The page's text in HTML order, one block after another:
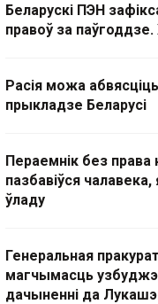
Беларускі ПЭН
правоў за паўгоддзе.
Расія можа
прыкладзе Беларусі
Пераемнік без
пазбавіўся
ўладу
Генеральная
магчымасць
дачыненні да